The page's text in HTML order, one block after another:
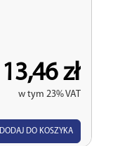
13,46 zł
w tym 23% VAT
DODAJ DO KOSZYKA